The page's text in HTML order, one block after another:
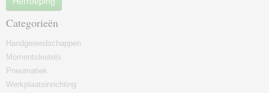
Categorieën
Handgereedschappen
Momentsleutels
Pneumatiek
Werkplaatsinrichting